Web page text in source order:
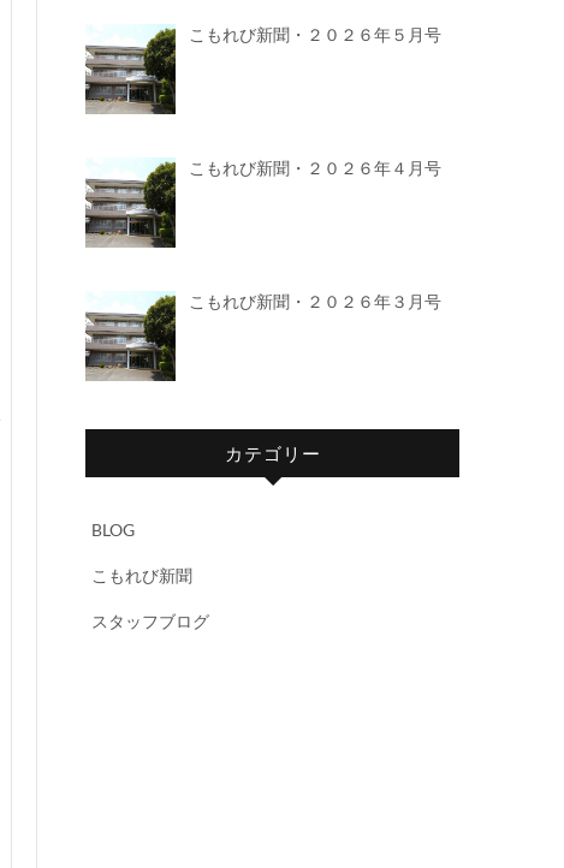
こもれび新聞・２０２６年５月号
こもれび新聞・２０２６年４月号
こもれび新聞・２０２６年３月号
カテゴリー
BLOG
こもれび新聞
スタッフブログ